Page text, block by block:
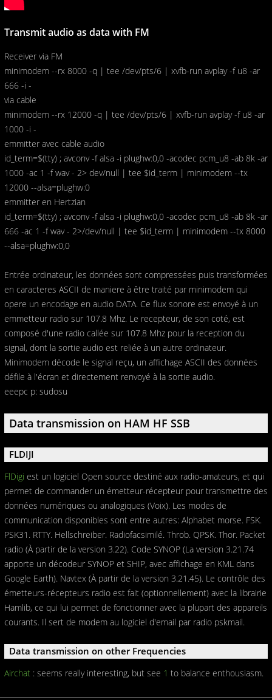
Transmit audio as data with FM
Receiver via FM
minimodem --rx 8000 -q | tee /dev/pts/6 | xvfb-run avplay -f u8 -ar
666 -i -
via cable
minimodem --rx 12000 -q | tee /dev/pts/6 | xvfb-run avplay -f u8 -ar
1000 -i -
emmitter avec cable audio
id_term=$(tty) ; avconv -f alsa -i plughw:0,0 -acodec pcm_u8 -ab 8k -ar
1000 -ac 1 -f wav - 2> dev/null | tee $id_term | minimodem --tx
12000 --alsa=plughw:0
emmitter en Hertzian
id_term=$(tty) ; avconv -f alsa -i plughw:0,0 -acodec pcm_u8 -ab 8k -ar
666 -ac 1 -f wav - 2>/dev/null | tee $id_term | minimodem --tx 8000
--alsa=plughw:0,0
Entrée ordinateur, les données sont compressées puis transformées
en caracteres ASCII de maniere à être traité par minimodem qui
opere un encodage en audio DATA. Ce flux sonore est envoyé à un
emmetteur radio sur 107.8 Mhz. Le recepteur, de son coté, est
composé d'une radio callée sur 107.8 Mhz pour la reception du
signal, dont la sortie audio est reliée à un autre ordinateur.
Minimodem décode le signal reçu, un affichage ASCII des données
défile à l'écran et directement renvoyé à la sortie audio.
eeepc p: sudosu
Data transmission on HAM HF SSB
FLDIJI
FlDigi est un logiciel Open source destiné aux radio-amateurs, et qui
permet de commander un émetteur-récepteur pour transmettre des
données numériques ou analogiques (Voix). Les modes de
communication disponibles sont entre autres: Alphabet morse. FSK.
PSK31. RTTY. Hellschreiber. Radiofacsimilé. Throb. QPSK. Thor. Packet
radio (À partir de la version 3.22). Code SYNOP (La version 3.21.74
apporte un décodeur SYNOP et SHIP, avec affichage en KML dans
Google Earth). Navtex (À partir de la version 3.21.45). Le contrôle des
émetteurs-récepteurs radio est fait (optionnellement) avec la librairie
Hamlib, ce qui lui permet de fonctionner avec la plupart des appareils
courants. Il sert de modem au logiciel d'email par radio pskmail.
Data transmission on other Frequencies
Airchat : seems really interesting, but see 1 to balance enthousiasm.